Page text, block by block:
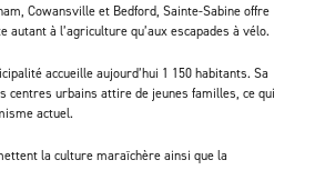
Cowansville et Bedford, Sainte-Sabine offre
autant à l’agriculture qu’aux escapades à vélo.
accueille aujourd’hui 1 150 habitants. Sa
centres urbains attire de jeunes familles, ce qui
actuel.
la culture maraîchère ainsi que la